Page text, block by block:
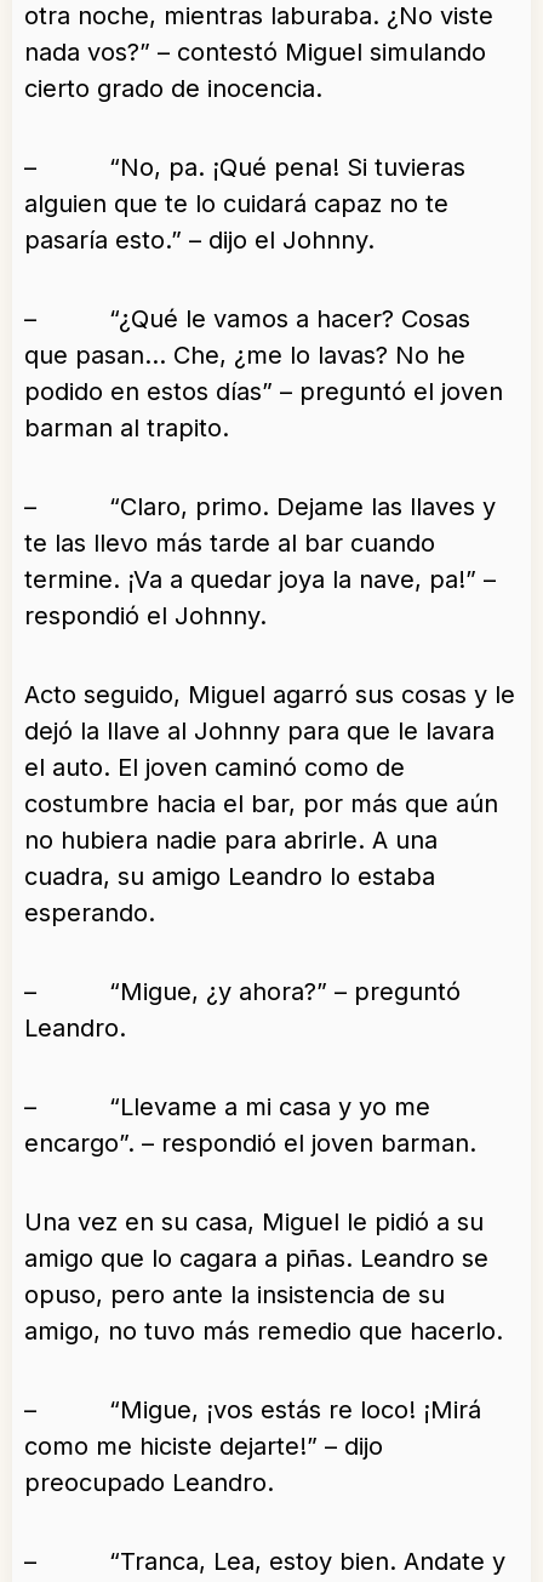
otra noche, mientras laburaba. ¿No viste
nada vos?” – contestó Miguel simulando
cierto grado de inocencia.
– “No, pa. ¡Qué pena! Si tuvieras
alguien que te lo cuidará capaz no te
pasaría esto.” – dijo el Johnny.
– “¿Qué le vamos a hacer? Cosas
que pasan… Che, ¿me lo lavas? No he
podido en estos días” – preguntó el joven
barman al trapito.
– “Claro, primo. Dejame las llaves y
te las llevo más tarde al bar cuando
termine. ¡Va a quedar joya la nave, pa!” –
respondió el Johnny.
Acto seguido, Miguel agarró sus cosas y le
dejó la llave al Johnny para que le lavara
el auto. El joven caminó como de
costumbre hacia el bar, por más que aún
no hubiera nadie para abrirle. A una
cuadra, su amigo Leandro lo estaba
esperando.
– “Migue, ¿y ahora?” – preguntó
Leandro.
– “Llevame a mi casa y yo me
encargo”. – respondió el joven barman.
Una vez en su casa, Miguel le pidió a su
amigo que lo cagara a piñas. Leandro se
opuso, pero ante la insistencia de su
amigo, no tuvo más remedio que hacerlo.
– “Migue, ¡vos estás re loco! ¡Mirá
como me hiciste dejarte!” – dijo
preocupado Leandro.
– “Tranca, Lea, estoy bien. Andate y